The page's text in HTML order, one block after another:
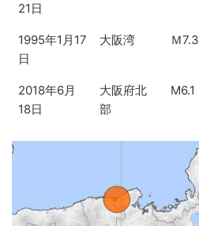
21日
1995年1月17
日
大阪湾 Ｍ7.3
2018年6月
18日
大阪府北
部
M6.1